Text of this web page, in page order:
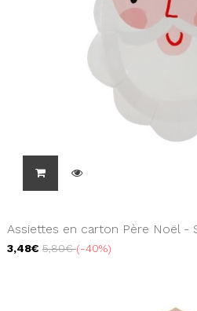
Assiettes en carton Père Noël -
3,48€ 5,80€ -40%